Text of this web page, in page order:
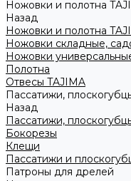
Ножовки и полотна
Назад
Ножовки и полотна
Ножовки складные,
Ножовки
Полотна
Отвесы TAJIMA
Пассатижи,
Назад
Пассатижи,
Бокорезы
Клещи
Пассатижи и
Патроны для дрелей